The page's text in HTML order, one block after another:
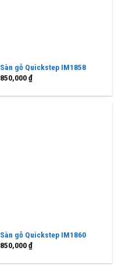
Sàn gỗ Quickstep IM1858
850,000₫
Sàn gỗ Quickstep IM1860
850,000₫